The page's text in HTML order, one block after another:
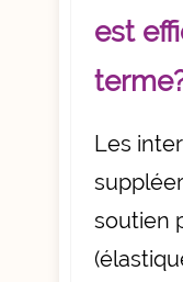
est
Les
soutien